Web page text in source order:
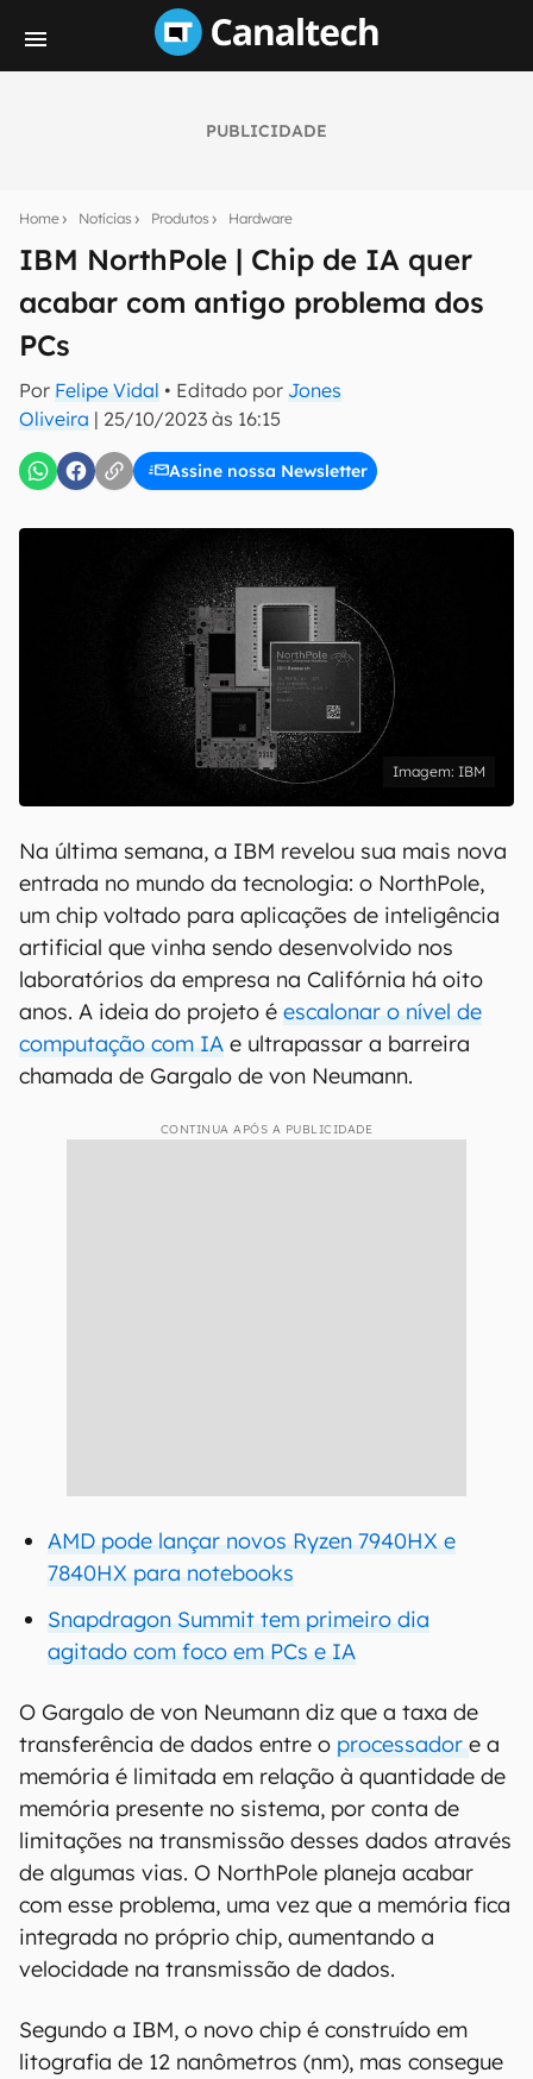
PUBLICIDADE
Home Notícias Produtos Hardware
IBM NorthPole | Chip de IA quer
acabar com antigo problema dos
PCs
Por Felipe Vidal • Editado por Jones
Oliveira | 25/10/2023 às 16:15
Assine nossa Newsletter
notícias e reviews sobre tecnologia em primeira
mão.
E-mail
inscreva-se
Confirmo que li, aceito e concordo com os Termos de
Uso e Política de Privacidade do Canaltech.
IBM
Na última semana, a IBM revelou sua mais nova
entrada no mundo da tecnologia: o NorthPole,
um chip voltado para aplicações de inteligência
artificial que vinha sendo desenvolvido nos
laboratórios da empresa na Califórnia há oito
anos. A ideia do projeto é escalonar o nível de
computação com IA e ultrapassar a barreira
chamada de Gargalo de von Neumann.
CONTINUA APÓS A PUBLICIDADE
AMD pode lançar novos Ryzen 7940HX e
7840HX para notebooks
Snapdragon Summit tem primeiro dia
agitado com foco em PCs e IA
O Gargalo de von Neumann diz que a taxa de
transferência de dados entre o processador e a
memória é limitada em relação à quantidade de
memória presente no sistema, por conta de
limitações na transmissão desses dados através
de algumas vias. O NorthPole planeja acabar
com esse problema, uma vez que a memória fica
integrada no próprio chip, aumentando a
velocidade na transmissão de dados.
Segundo a IBM, o novo chip é construído em
litografia de 12 nanômetros (nm), mas consegue